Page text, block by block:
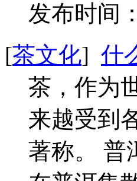
发布时间
[茶文化] 什
茶，作为
来越受到
著称。 普